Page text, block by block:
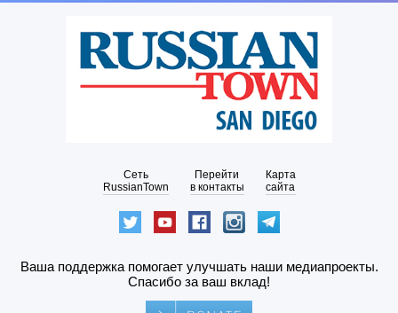
Сеть
RussianTown
Перейти
в контакты
Карта
сайта
Ваша поддержка помогает улучшать наши медиапроекты.
Спасибо за ваш вклад!